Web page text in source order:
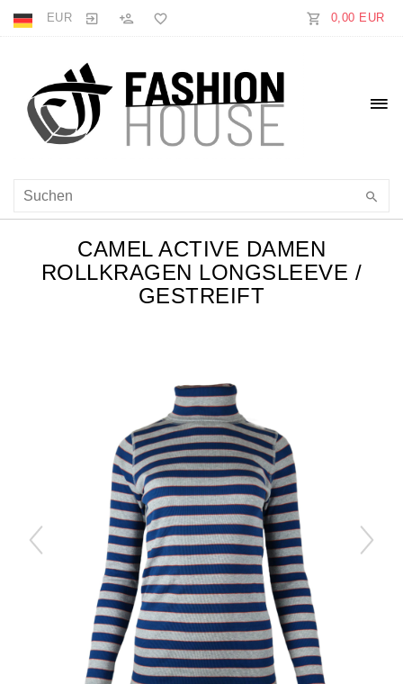
EUR 0,00 EUR
CAMEL ACTIVE DAMEN
ROLLKRAGEN LONGSLEEVE /
GESTREIFT